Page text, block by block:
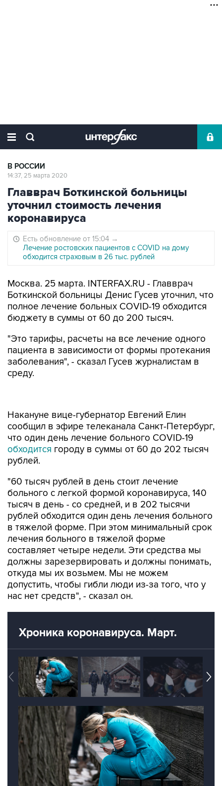
В РОССИИ
14:37, 25 марта 2020
Главврач Боткинской больницы
уточнил стоимость лечения
коронавируса
Есть обновление от 15:04 →
Лечение ростовских пациентов с COVID на дому
обходится страховым в 26 тыс. рублей
Москва. 25 марта. INTERFAX.RU - Главврач
Боткинской больницы Денис Гусев уточнил, что
полное лечение больных COVID-19 обходится
бюджету в суммы от 60 до 200 тысяч.
"Это тарифы, расчеты на все лечение одного
пациента в зависимости от формы протекания
заболевания", - сказал Гусев журналистам в
среду.
что один день лечение больного COVID-19
обходитсягороду в суммы от 60 до 202 тысяч
рублей.
"60 тысяч рублей в день стоит лечение
тысяч в день - со средней, и в 202 тысячи
рублей обходится один день лечения больного
в тяжелой форме. При этом минимальный срок
лечения больного в тяжелой форме
составляет четыре недели. Эти средства мы
должны зарезервировать и должны понимать,
откуда мы их возьмем. Мы не можем
допустить, чтобы гибли люди из-за того, что у
нас нет средств", - сказал он.
Хроника коронавируса. Март.